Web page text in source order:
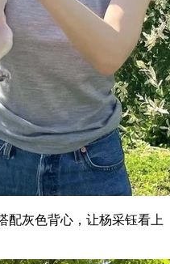
灰色背心，让杨采钰看上